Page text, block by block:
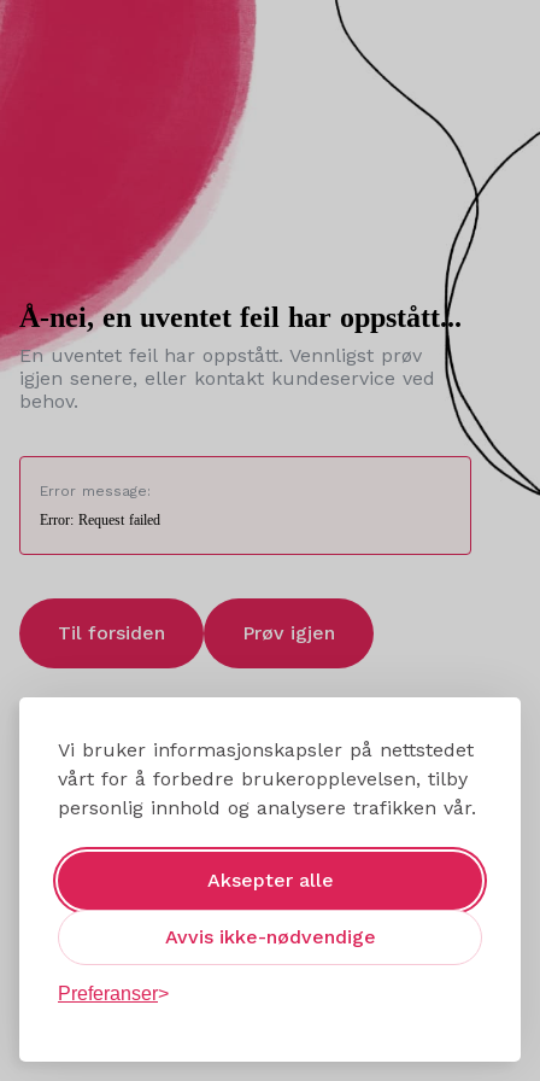
Vi bruker informasjonskapsler på nettstedet
vårt for å forbedre brukeropplevelsen, tilby
personlig innhold og analysere trafikken vår.
Aksepter alle
Avvis ikke-nødvendige
Preferanser
Å-nei, en uventet feil har oppstått...
En uventet feil har oppstått. Vennligst prøv
igjen senere, eller kontakt kundeservice ved
behov.
Error message:
Error: Request failed
Til forsiden Prøv igjen